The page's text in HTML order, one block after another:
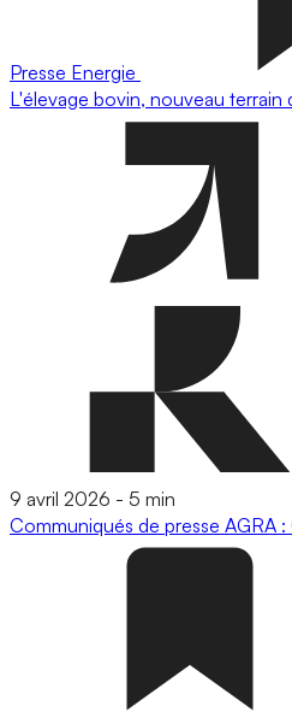
Presse Energie
L'élevage bovin, nouveau terrain
9 avril 2026 - 5 min
Communiqués de presse AGRA